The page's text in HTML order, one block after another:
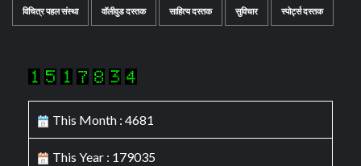
विचित्र पहल संस्था वॉलीवुड दस्तक साहित्य दस्तक सुविचार स्पोर्ट्स दस्तक
This Month : 4681
This Year : 179035